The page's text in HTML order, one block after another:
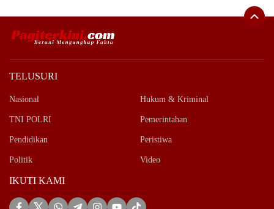
TELUSURI
Nasional Hukum & Kriminal
TNI POLRI Pemerintahan
Pendidikan Peristiwa
Politik Video
IKUTI KAMI